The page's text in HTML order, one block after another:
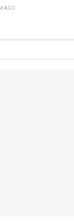
AGO